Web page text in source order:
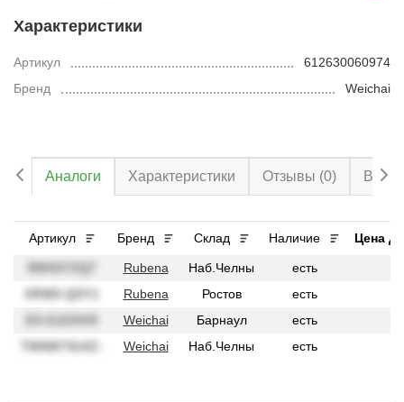
Характеристики
Артикул
612630060974
Бренд
Weichai
Аналоги Характеристики Отзывы (0)
Артикул Бренд Склад Наличие Цена
R8HIX72Q7 Rubena Наб.Челны
есть
XRW5-QDY1
Rubena Ростов
есть
Weichai Барнаул
есть
TMNM73U4Z-
Weichai Наб.Челны есть